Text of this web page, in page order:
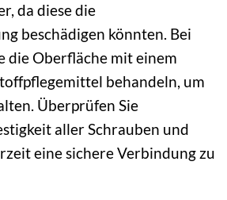
da diese die
beschädigen könnten. Bei
die Oberfläche mit einem
behandeln, um
Überprüfen Sie
aller Schrauben und
eine sichere Verbindung zu